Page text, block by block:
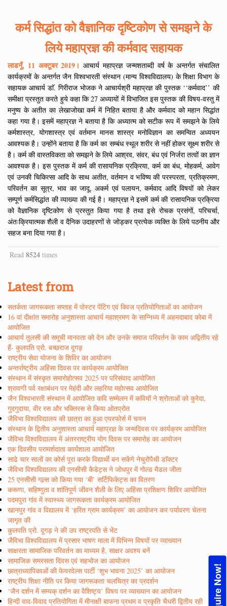
Enquire Now!
कर्म सिद्धांत को वैज्ञानिक दृष्टिकोण से समझने के
लिये महाप्रज्ञ की कर्मवाद सहायक
लाडनूँ, 11 अक्टूबर 2019। आचार्य महाप्रज्ञ जन्मशताब्दी वर्ष के अन्तर्गत संचालित
कार्यक्रमों के अन्तर्गत जैन विश्वभारती संस्थान (मान्य विश्वविद्यालय) के शिक्षा विभाग के
सहायक आचार्य डाॅ. गिरीराज भोजक ने आचार्यश्री महाप्रज्ञ की पुस्तक ‘‘कर्मवाद’’ की
समीक्षा प्रस्तुत करते हुये कहा कि 27 अध्यायों में विभाजित इस पुस्तक की विषय-वस्तु में
मनुष्य के अतीत का लेखाजोखा कर्म में निहित बताया है और कर्मवाद को महान सिद्धांत
कहा गया है। इसमें महाप्रज्ञ ने बताया है कि अध्यात्म को सटीक रूप में समझने के लिये
कर्मशास्त्र, योगशास्त्र एवं वर्तमान मानस शास्त्र मनोविज्ञान का समन्वित अध्ययन
आवश्यक है। उन्होंने बताया है कि कर्म का सम्बंध स्थूल शरीर से नहीं होकर सूक्ष्म शरीर से
है। कर्म की वास्तविकता को समझने के लिये आश्रव, संवर, बंध एवं निर्जरा तत्वों का ज्ञान
आवश्यक है। इस पुस्तक में कर्म की रासायनिक प्रक्रिया, कर्म का बंध, मोहकर्म, आवेग
एवं उनकी चिकित्सा आदि के साथ अतीत, वर्तमान व भविष्य की परस्परता, प्रतिक्रमण,
परिवर्तन का सूत्र, भाव का जादू, अकर्म एवं पलायन, कर्मवाद आदि विषयों को लेकर
सम्पूर्ण कर्मसिद्धांत की व्याख्या की गई है। महाप्रज्ञ ने इसमें कर्म की रासायनिक प्रक्रिया
को वैज्ञानिक दृष्टिकोण से प्रस्तुत किया गया है तथा इसे रोचक प्रसंगों, परिचर्चा,
अंतःक्रियात्मक शैली व दैनिक उदाहरणों से जोड़कर प्रत्येक व्यक्ति के लिये पठनीय और
सहज बना दिया गया है।
Read 8524 times
Latest from
सतर्कता जागरूकता सप्ताह में पोस्टर पेंटिंग एवं क्विज प्रतियोगिताओं का आयोजन
16 वां दीक्षांत समारोह अनुशास्ता आचार्य महाश्रमण के सान्निध्य में अहमदाबाद कोबा में
आयोजित
आचार्य तुलसी की समूची मानवता को देन और उनके समाज परिवर्तन के काम अद्वितीय रहे
हैं- कुलपति प्रो. बच्छराज दूगड़
राष्ट्रीय सेवा योजना के शिविर का आयोजन
अन्तर्राष्ट्रीय अहिंसा दिवस पर कार्यक्रम आयोजित
संस्थान में संस्कृत समारोहोत्सव 2025 पर परिसंवाद आयोजित
श्रावणी पर्व रक्षाबंधन पर मेहंदी और लहरिया महोत्सव आयोजित
जैन विश्वभारती संस्थान में आयोजित कवि सम्मेलन में कवियों ने श्रोताओं को कुरेदा,
गुदगुदाया, वीर रस और भक्तिरस से किया ओतप्रोत
जैविभा विश्वविद्यालय की छात्रा का हुआ एयरफोर्स में चयन
संस्थान के द्वितीय अनुशास्ता आचार्य महाप्रज्ञ के जन्मदिवस पर कार्यक्रम आयोजित
जैविभा विश्वविद्यालय में अंतरराष्ट्रीय योग दिवस पर समारोह का आयोजन
एक दिवसीय परामर्शदाता कार्यशाला आयोजित
साढे चार सालों का कोर्स पूरा करके विद्यार्थी बन सकेंगे नेचुरोपैथी डाॅक्टर
जैविभा विश्वविद्यालय की एनसीसी कैडेट्स ने जोधपुर में गोल्ड मैडल जीता
25 एनसीसी गल्र्स को किया गया ‘बी’ सर्टिफिकेट्स का वितरण
करूणा, सहिष्णुता व शांतिपूर्ण जीवन शैली के लिए अहिंसा प्रशिक्षण शिविर आयोजित
पदमपुरा गांव में स्वास्थ्य जागरूकता कार्यक्रम आयोजित
खानपुर गांव व विद्यालय में ‘हरित ग्राम कार्यक्रम’ का आयोजन कर पर्यावरण चेतना
जागृत की
कुलपति प्रो. दूगड़ ने की उप राष्ट्रपति से भेंट
जैविभा विश्वविद्यालय में प्रसार भाषण माला में विभिन्न विषयों पर व्याख्यान
साक्षरता सामाजिक परिवर्तन का माध्यम है, साक्षर अवश्य बनें
सामाजिक समरसता दिवस एवं सहभोज का आयोजन
छात्राध्यापिकाओं की फेयरवेल्स पार्टी ‘शुभ भावना 2025’ का आयोजन
राष्ट्रीय शिक्षा नीति पर किया जागरूकता चलचित्र का प्रदर्शन
‘जैन दर्शन में सम्यक् दर्शन का वैशिष्ट्य’ विषय पर व्याख्यान का आयोजन
हिन्दी वाद-विवाद प्रतियोगिता में मीनाक्षी बाफना प्रथम व प्रकृति चैधरी द्वितीय रही